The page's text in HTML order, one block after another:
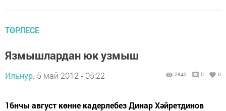
ТӨРЛЕСЕ
Язмышлардан юк узмыш
Ильнур, 5 май 2012 - 05:22 2842 0 0
16нчы август көнне кадерлебез Динар Хәйретдинов